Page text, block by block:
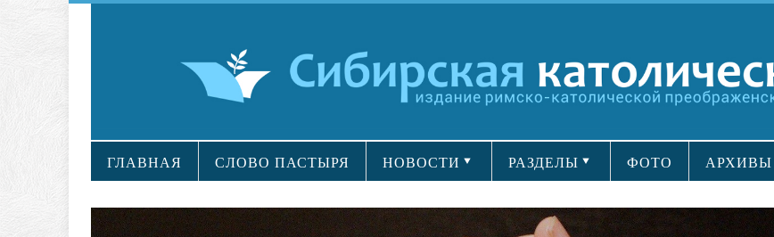
ГЛАВНАЯ СЛОВО ПАСТЫРЯ НОВОСТИ РАЗДЕЛЫ ФОТО АРХИВЫ